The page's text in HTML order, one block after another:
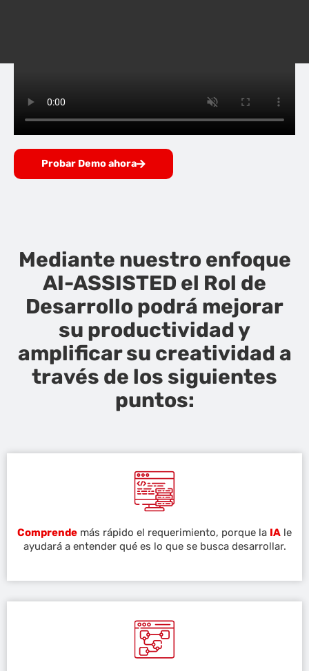
Probar Demo ahora
Mediante nuestro enfoque
AI-ASSISTED el Rol de
Desarrollo podrá mejorar
su productividad y
amplificar su creatividad a
través de los siguientes
puntos:
Comprende más rápido el requerimiento, porque la IA le
ayudará a entender qué es lo que se busca desarrollar.